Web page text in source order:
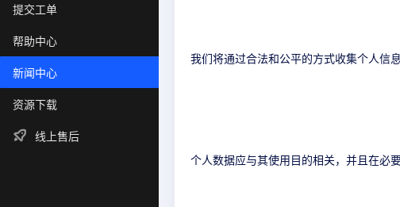
提交工单
帮助中心
新闻中心
资源下载
线上售后
我们将通过合法和公平的方式收集个人信
个人数据应与其使用目的相关，并且在必